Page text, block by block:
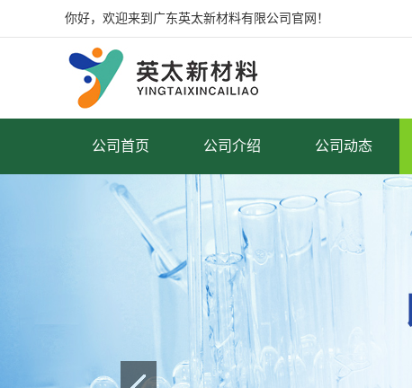
你好，欢迎来到广东英太新材料有限公司官网！
公司首页 公司介绍 公司动态